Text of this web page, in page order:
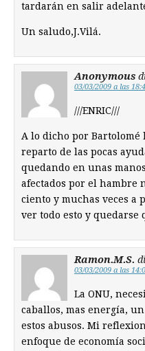
tardarán en salir
Un saludo,J.Vilá.
Anonymous
03/03/2009 a las
///ENRIC///
A lo dicho por Bartolomé
reparto de las pocas
quedando en unas
afectados por el hambre
ciento y muchas veces a
ver todo esto y
Ramon.M.S.
03/03/2009 a las
La ONU,
caballos, mas energía,
estos abusos. Mi
enfoque de economía